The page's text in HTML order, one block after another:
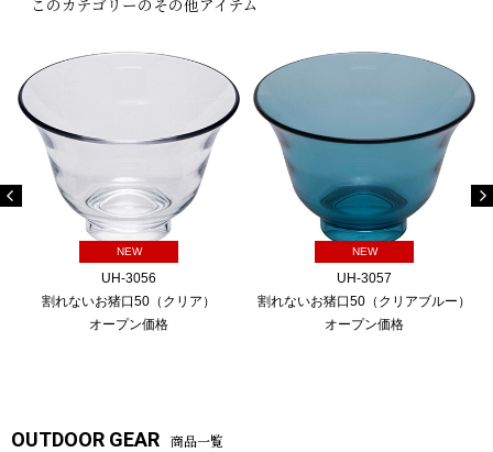
NEW
UH-3056
割れないお猪口50（クリア）
オープン価格
NEW
UH-3057
割れないお猪口50（クリアブルー）
オープン価格
OUTDOOR GEAR 商品一覧